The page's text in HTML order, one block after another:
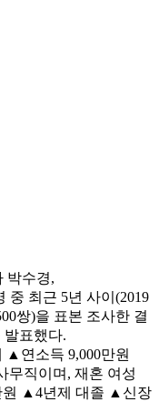
박수경,
중 최근 5년 사이(2019
쌍)을 표본 조사한 결
발표했다.
▲연소득 9,000만원
직이며, 재혼 여성
원 ▲4년제 대졸 ▲신장